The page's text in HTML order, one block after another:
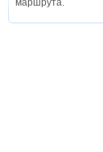
маршрута.